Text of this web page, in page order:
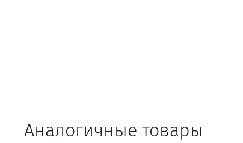
Аналогичные товары